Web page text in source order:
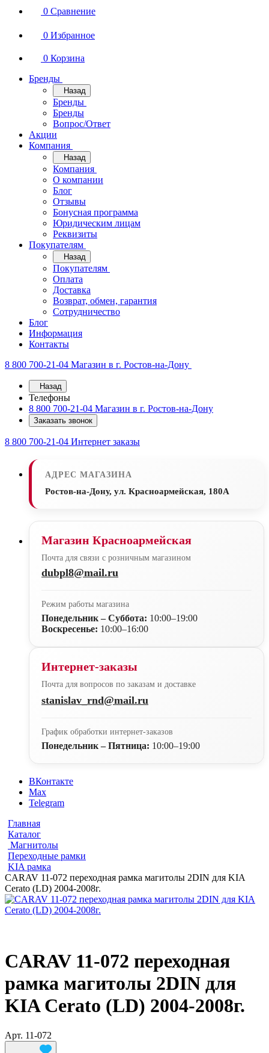
0 Сравнение
0 Избранное
0 Корзина
Бренды
Назад
Бренды
Бренды
Вопрос/Ответ
Акции
Компания
Назад
Компания
О компании
Блог
Отзывы
Бонусная программа
Юридическим лицам
Реквизиты
Покупателям
Назад
Покупателям
Оплата
Доставка
Возврат, обмен, гарантия
Сотрудничество
Блог
Информация
Контакты
8 800 700-21-04 Магазин в г. Ростов-на-Дону
Назад
Телефоны
8 800 700-21-04 Магазин в г. Ростов-на-Дону
Заказать звонок
8 800 700-21-04 Интернет заказы
АДРЕС МАГАЗИНА
Ростов-на-Дону, ул. Красноармейская, 180А
Магазин Красноармейская
Почта для связи с розничным магазином
dubpl8@mail.ru
Режим работы магазина
Понедельник – Суббота: 10:00–19:00
Воскресенье: 10:00–16:00
Интернет-заказы
Почта для вопросов по заказам и доставке
stanislav_rnd@mail.ru
График обработки интернет-заказов
Понедельник – Пятница: 10:00–19:00
ВКонтакте
Max
Telegram
Главная
Каталог
Магнитолы
Переходные рамки
KIA рамка
CARAV 11-072 переходная рамка магитолы 2DIN для KIA
Cerato (LD) 2004-2008г.
CARAV 11-072 переходная
рамка магитолы 2DIN для
KIA Cerato (LD) 2004-2008г.
Арт. 11-072